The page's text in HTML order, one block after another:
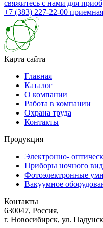
свяжитесь с нами для
+7 (383) 227-22-00 приемная
Карта сайта
Главная
Каталог
О компании
Работа в компании
Охрана труда
Контакты
Продукция
Электронно-
Приборы ночного
Фотоэлектронные
Вакуумное
Контакты
630047, Россия,
г. Новосибирск, ул.